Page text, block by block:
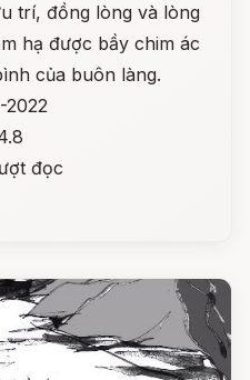
trí, đồng lòng và lòng
hạ được bầy chim ác
của buôn làng.
2022
đọc